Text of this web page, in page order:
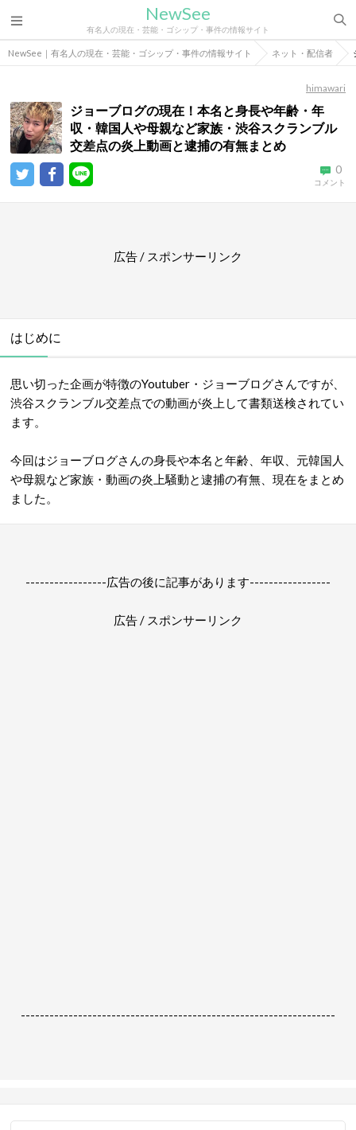
NewSee
有名人の現在・芸能・ゴシップ・事件の情報サイト
NewSee｜有名人の現在・芸能・ゴシップ・事件の情報サイト ネット・配信者
himawari
ジョーブログの現在！本名と身長や年齢・年
収・韓国人や母親など家族・渋谷スクランブル
交差点の炎上動画と逮捕の有無まとめ
0
コメント
広告 / スポンサーリンク
はじめに
思い切った企画が特徴のYoutuber・ジョーブログさんですが、
渋谷スクランブル交差点での動画が炎上して書類送検されてい
ます。
今回はジョーブログさんの身長や本名と年齢、年収、元韓国人
や母親など家族・動画の炎上騒動と逮捕の有無、現在をまとめ
ました。
-----------------広告の後に記事があります-----------------
広告 / スポンサーリンク
------------------------------------------------------------------